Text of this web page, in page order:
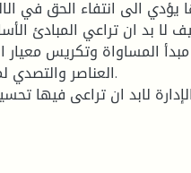
الى انتفاء الحق في
المساواة وتكريس معيار
العناصر والتصدي